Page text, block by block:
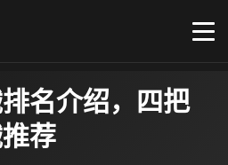
名介绍，四把
荐